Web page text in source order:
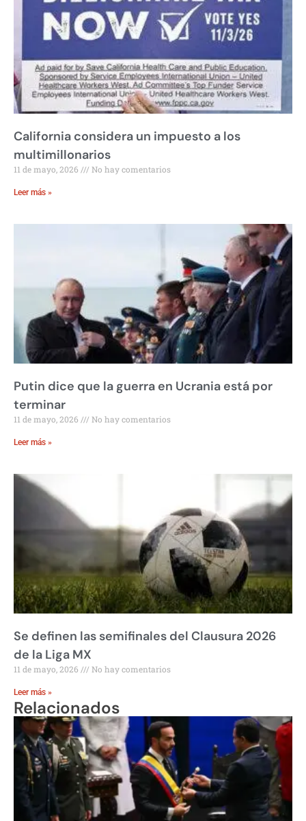
California considera un impuesto a los
multimillonarios
11 de mayo, 2026 No hay comentarios
Leer más »
Putin dice que la guerra en Ucrania está por
terminar
11 de mayo, 2026 No hay comentarios
Leer más »
Se definen las semifinales del Clausura 2026
de la Liga MX
11 de mayo, 2026 No hay comentarios
Leer más »
Relacionados